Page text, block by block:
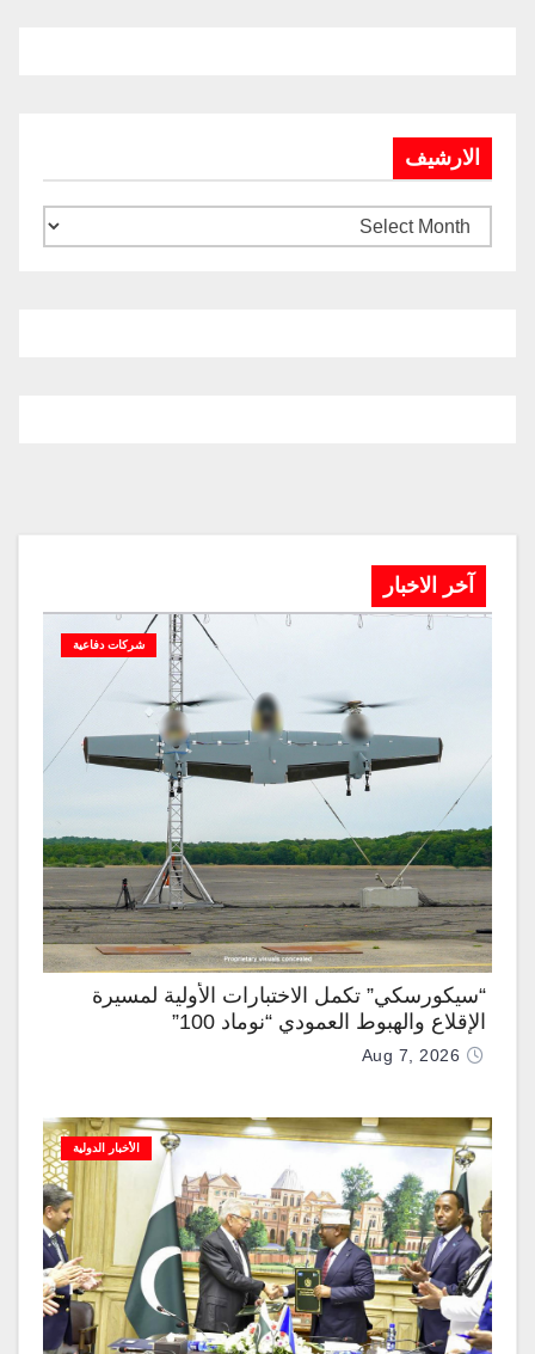
الارشيف
آخر الاخبار
شركات دفاعية
“سيكورسكي” تكمل الاختبارات الأولية لمسيرة
الإقلاع والهبوط العمودي “نوماد 100”
Aug 7, 2026
الأخبار الدولية